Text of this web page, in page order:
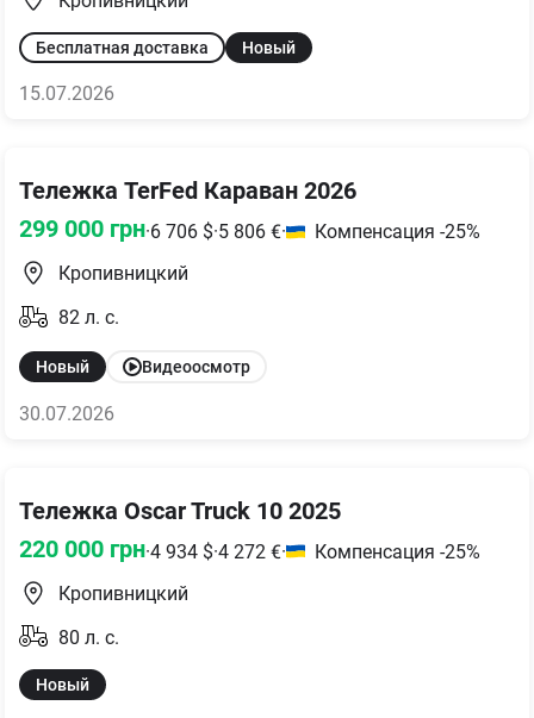
Бесплатная доставка Новый
15.07.2026
Тележка TerFed Караван 2026
299 000 грн·6 706 $·5 806 €·
Компенсация -25%
Кропивницкий
82 л. с.
Новый Видеоосмотр
30.07.2026
Тележка Oscar Truck 10 2025
220 000 грн·4 934 $·4 272 €·
Компенсация -25%
Кропивницкий
80 л. с.
Новый